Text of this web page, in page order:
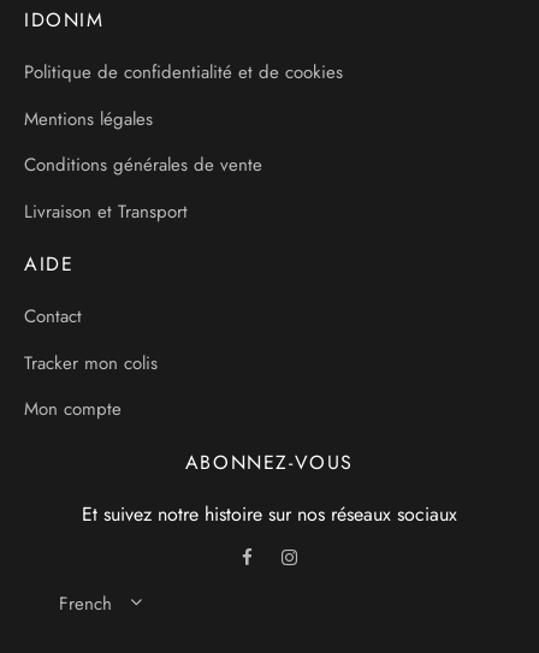
IDONIM
Politique de confidentialité et de cookies
Mentions légales
Conditions générales de vente
Livraison et Transport
AIDE
Contact
Tracker mon colis
Mon compte
ABONNEZ-VOUS
Et suivez notre histoire sur nos réseaux sociaux
French